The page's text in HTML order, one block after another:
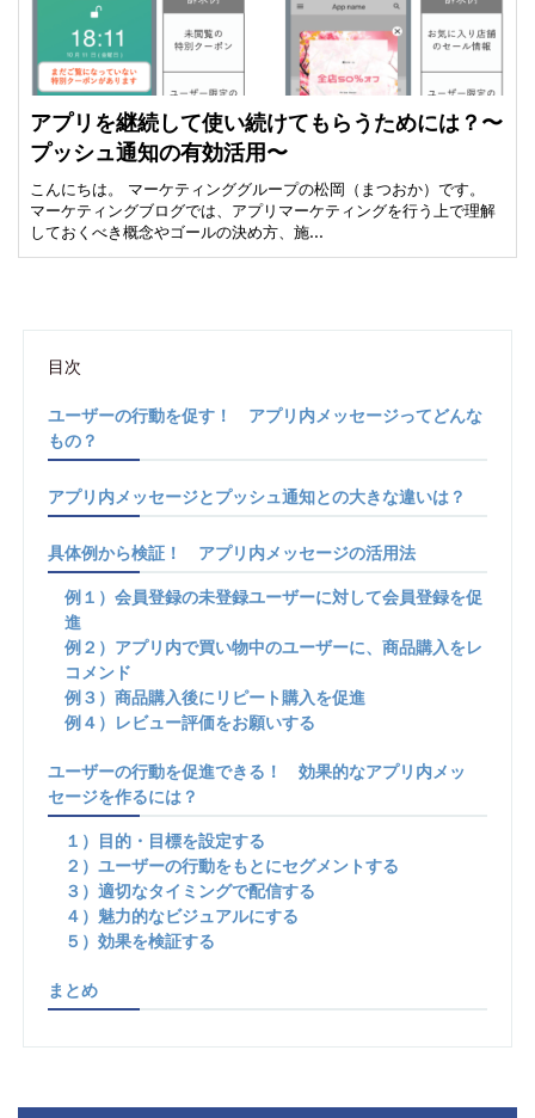
アプリを継続して使い続けてもらうためには？〜
プッシュ通知の有効活用〜
こんにちは。 マーケティンググループの松岡（まつおか）です。
マーケティングブログでは、アプリマーケティングを行う上で理解
しておくべき概念やゴールの決め方、施…
目次
ユーザーの行動を促す！ アプリ内メッセージってどんな
もの？
アプリ内メッセージとプッシュ通知との大きな違いは？
具体例から検証！ アプリ内メッセージの活用法
例１）会員登録の未登録ユーザーに対して会員登録を促
進
例２）アプリ内で買い物中のユーザーに、商品購入をレ
コメンド
例３）商品購入後にリピート購入を促進
例４）レビュー評価をお願いする
ユーザーの行動を促進できる！ 効果的なアプリ内メッ
セージを作るには？
１）目的・目標を設定する
２）ユーザーの行動をもとにセグメントする
３）適切なタイミングで配信する
４）魅力的なビジュアルにする
５）効果を検証する
まとめ